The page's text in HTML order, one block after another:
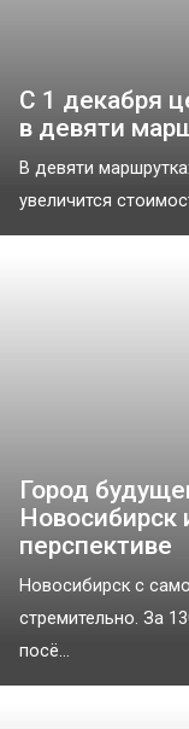
С 1 декабря
в девяти
В девяти
увеличится
Город
Новосибирск
перспективе
Новосибирск с
стремительно. За
посё...